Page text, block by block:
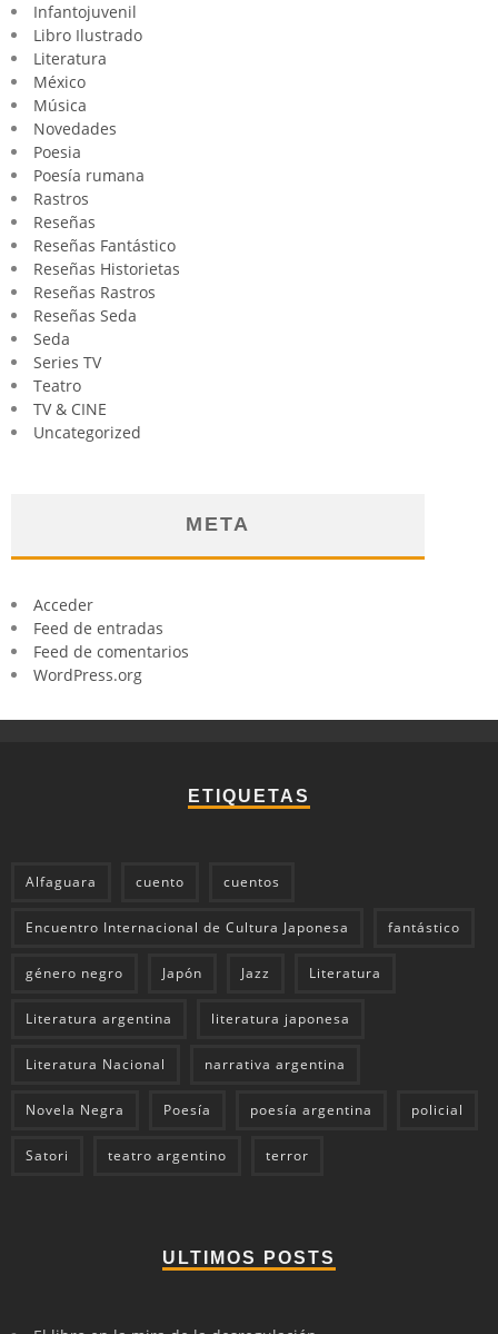
Infantojuvenil
Libro Ilustrado
Literatura
México
Música
Novedades
Poesia
Poesía rumana
Rastros
Reseñas
Reseñas Fantástico
Reseñas Historietas
Reseñas Rastros
Reseñas Seda
Seda
Series TV
Teatro
TV & CINE
Uncategorized
META
Acceder
Feed de entradas
Feed de comentarios
WordPress.org
ETIQUETAS
Alfaguara cuento cuentos
Encuentro Internacional de Cultura Japonesa fantástico
género negro Japón Jazz Literatura
Literatura argentina literatura japonesa
Literatura Nacional narrativa argentina
Novela Negra Poesía poesía argentina policial
Satori teatro argentino terror
ULTIMOS POSTS